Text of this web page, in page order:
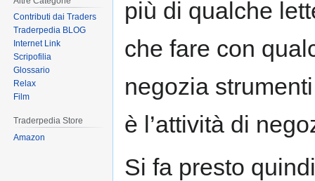
più di qualche
che fare con
negozia
è l’attività di
Si fa presto
Contributi dai Traders
Traderpedia BLOG
Internet Link
Scripofilia
Glossario
Relax
Film
Traderpedia Store
Amazon